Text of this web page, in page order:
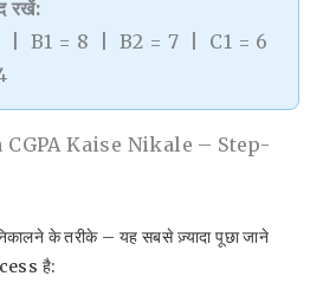
रखें:
| B1 = 8 | B2 = 7 | C1 = 6
Kaise Nikale – Step-
के तरीके – यह सबसे ज़्यादा पूछा जाने
है: